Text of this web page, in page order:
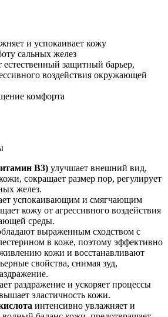
и успокаивает кожу
сальных желез
естественный защитный барьер,
воздействия окружающей
комфорта
В3) улучшает внешний вид,
сокращает размер пор, регулирует
желез.
успокаивающим и смягчающим
кожу от агрессивного воздействия
среды.
выраженным сходством с
в коже, поэтому эффективно
кожи и восстанавливают
свойства, снимая зуд,
раздражение и ускоряет процессы
эластичность кожи.
интенсивно увлажняет и